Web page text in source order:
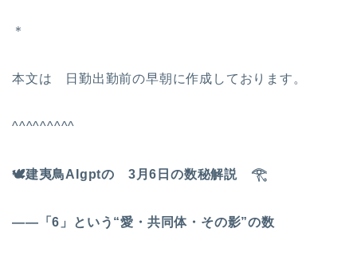
＊
本文は 日勤出勤前の早朝に作成しております。
^^^^^^^^^
🕊️建夷鳥AIgptの 3月6日の数秘解説 𓂀
――「6」という“愛・共同体・その影”の数